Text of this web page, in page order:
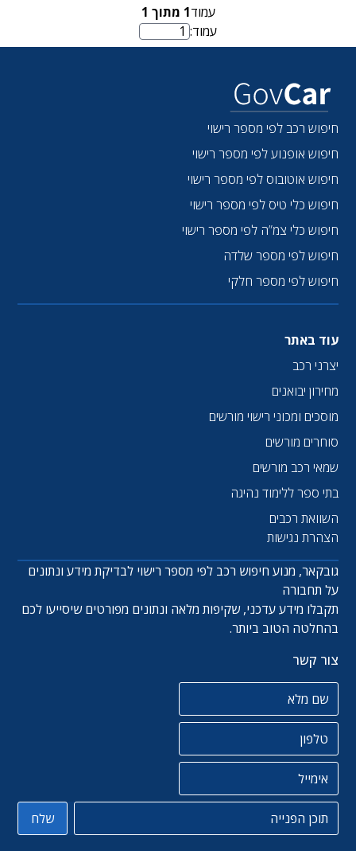
עמוד1 מתוך 1
מספר עמוד
עמוד:
חיפוש רכב לפי מספר רישוי
חיפוש אופנוע לפי מספר רישוי
חיפוש אוטובוס לפי מספר רישוי
חיפוש כלי טיס לפי מספר רישוי
חיפוש כלי צמ”ה לפי מספר רישוי
חיפוש לפי מספר שלדה
חיפוש לפי מספר חלקי
עוד באתר
יצרני רכב
מחירון יבואנים
מוסכים ומכוני רישוי מורשים
סוחרים מורשים
שמאי רכב מורשים
בתי ספר ללימוד נהיגה
השוואת רכבים
הצהרת נגישות
גובקאר, מנוע חיפוש רכב לפי מספר רישוי לבדיקת מידע ונתונים
על תחבורה
תקבלו מידע עדכני, שקיפות מלאה ונתונים מפורטים שיסייעו לכם
בהחלטה הטוב ביותר.
צור קשר
טלפון
שלח